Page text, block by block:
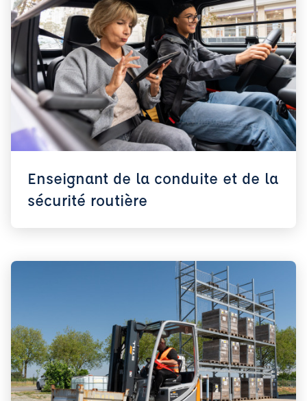
Enseignant de la conduite et de la
sécurité routière